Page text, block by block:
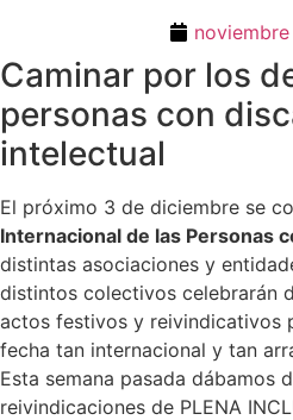
noviembre
Caminar por los
personas con
intelectual
El próximo 3 de diciembre se
Internacional de las Personas
distintas asociaciones y
distintos colectivos celebrarán
actos festivos y reivindicativos
fecha tan internacional y tan
Esta semana pasada dábamos
reivindicaciones de PLENA